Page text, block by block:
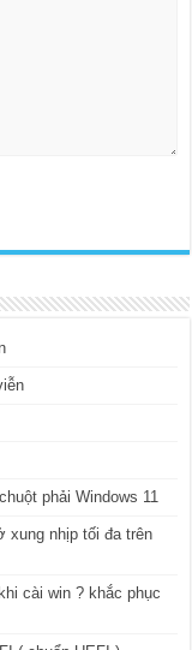
phải Windows 11
xung nhịp tối đa trên
cài win ? khắc phục